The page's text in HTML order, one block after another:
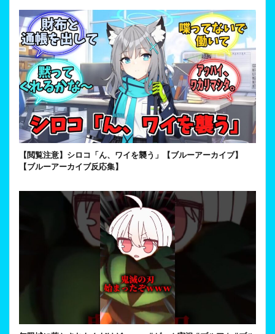
【閲覧注意】シロコ「ん、ワイを襲う」【ブルーアーカイブ】
【ブルーアーカイブ反応集】